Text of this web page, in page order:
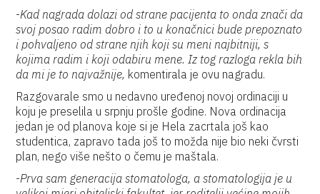
-Kad nagrada dolazi od strane pacijenta to onda znači da
svoj posao radim dobro i to u konačnici bude prepoznato
i pohvaljeno od strane njih koji su meni najbitniji, s
kojima radim i koji odabiru mene. Iz tog razloga rekla bih
da mi je to najvažnije, komentirala je ovu nagradu.
Razgovarale smo u nedavno uređenoj novoj ordinaciji u
koju je preselila u srpnju prošle godine. Nova ordinacija
jedan je od planova koje si je Hela zacrtala još kao
studentica, zapravo tada još to možda nije bio neki čvrsti
plan, nego više nešto o čemu je maštala.
-Prva sam generacija stomatologa, a stomatologija je u